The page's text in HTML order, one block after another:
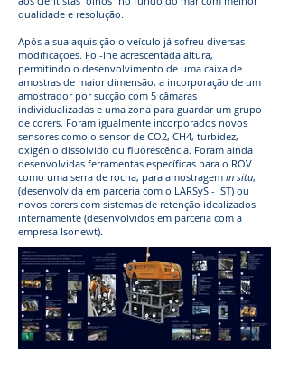
qualidade e resolução.
Após a sua aquisição o veículo já sofreu diversas
modificações. Foi-lhe acrescentada altura,
permitindo o desenvolvimento de uma caixa de
amostras de maior dimensão, a incorporação de um
amostrador por sucção com 5 câmaras
individualizadas e uma zona para guardar um grupo
de corers. Foram igualmente incorporados novos
sensores como o sensor de CO2, CH4, turbidez,
oxigénio dissolvido ou fluorescência. Foram ainda
desenvolvidas ferramentas específicas para o ROV
como uma serra de rocha, para amostragem in situ,
(desenvolvida em parceria com o LARSyS - IST) ou
novos corers com sistemas de retenção idealizados
internamente (desenvolvidos em parceria com a
empresa Isonewt).